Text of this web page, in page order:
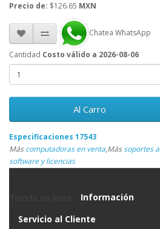
Precio de: $126.65 MXN
Chatea WhatsApp
Cantidad Costo válido a 2026-08-06
Al Carro
Especificaciones 17543
Máscomputadoras en venta,Mássoportes
software y licencias
Información
Servicio al Cliente